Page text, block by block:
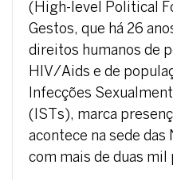
(High-level Political
Gestos, que há 26
direitos humanos de
HIV/Aids e de
Infecções
(ISTs), marca
acontece na sede das
com mais de duas mil